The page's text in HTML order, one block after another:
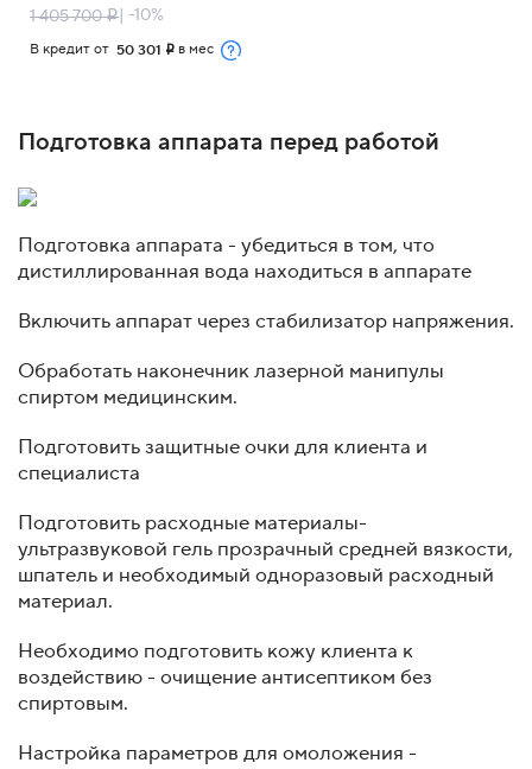
1 405 700i | -10%
В кредит от 50 301 i в мес
Подготовка аппарата перед работой
Подготовка аппарата - убедиться в том, что
дистиллированная вода находиться в аппарате
Включить аппарат через стабилизатор напряжения.
Обработать наконечник лазерной манипулы
спиртом медицинским.
Подготовить защитные очки для клиента и
специалиста
Подготовить расходные материалы-
ультразвуковой гель прозрачный средней вязкости,
шпатель и необходимый одноразовый расходный
материал.
Необходимо подготовить кожу клиента к
воздействию - очищение антисептиком без
спиртовым.
Настройка параметров для омоложения -